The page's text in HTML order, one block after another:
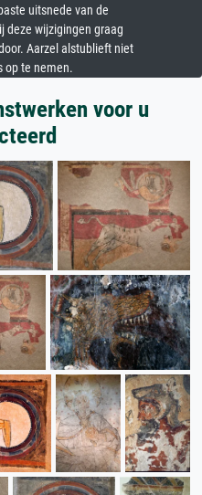
uitsnede van de
deze wijzigingen graag
Aarzel alstublieft niet
op te nemen.
voor u